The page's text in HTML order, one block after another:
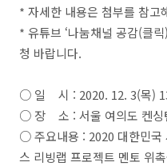
* 자세한 내용은 첨부를 참고
* 유튜브 ‘나눔채널 공감(클
청 바랍니다.
○ 일 시 : 2020. 12. 3(목)
○ 장 소 : 서울 여의도 켄싱
○ 주요내용 : 2020 대한민국
스 리빙랩 프로젝트 멘토 위